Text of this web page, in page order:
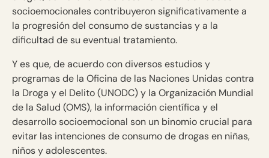
socioemocionales contribuyeron significativamente a
la progresión del consumo de sustancias y a la
dificultad de su eventual tratamiento.
Y es que, de acuerdo con diversos estudios y
programas de la Oficina de las Naciones Unidas contra
la Droga y el Delito (UNODC) y la Organización Mundial
de la Salud (OMS), la información científica y el
desarrollo socioemocional son un binomio crucial para
evitar las intenciones de consumo de drogas en niñas,
niños y adolescentes.